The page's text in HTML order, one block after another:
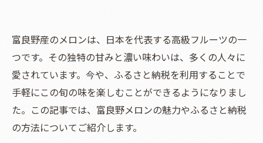
富良野産のメロンは、日本を代表する高級フルーツの一
つです。その独特の甘みと濃い味わいは、多くの人々に
愛されています。今や、ふるさと納税を利用することで
手軽にこの旬の味を楽しむことができるようになりまし
た。この記事では、富良野メロンの魅力やふるさと納税
の方法についてご紹介します。